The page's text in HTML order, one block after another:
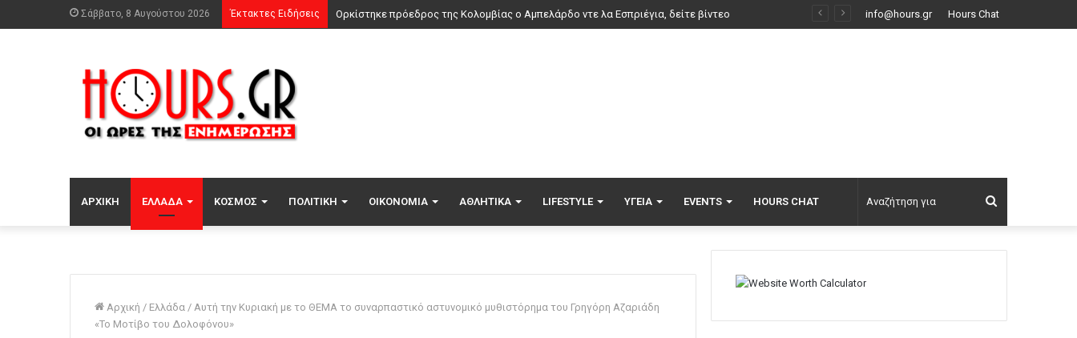
Σάββατο, 8 Αυγούστου 2026 Έκτακτες Ειδήσεις info@hours.gr Hours Chat
ΑΡΧΙΚΉ ΕΛΛΆΔΑ ΚΌΣΜΟΣ ΠΟΛΙΤΙΚΉ ΟΙΚΟΝΟΜΊΑ ΑΘΛΗΤΙΚΆ LIFESTYLE ΥΓΕΊΑ EVENTS HOURS CHAT
για
Αρχική / Ελλάδα / Αυτή την Κυριακή με το ΘΕMA το συναρπαστικό αστυνομικό μυθιστόρημα του Γρηγόρη Αζαριάδη
«Το Μοτίβο του Δολοφόνου»